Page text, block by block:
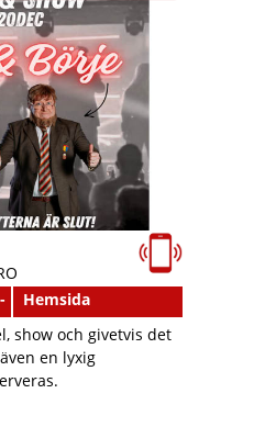
Hemsida
show och givetvis det
en lyxig